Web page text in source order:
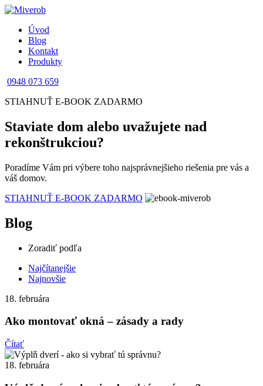
Úvod
Blog
Kontakt
Produkty
0948 073 659
STIAHNUŤ E-BOOK ZADARMO
Staviate dom alebo uvažujete nad
rekonštrukciou?
Poradíme Vám pri výbere toho najsprávnejšieho riešenia pre vás a
váš domov.
STIAHNUŤ E-BOOK ZADARMO
Blog
Zoradiť podľa
Najčítanejšie
Najnovšie
18. februára
Ako montovať okná – zásady a rady
Čítať
18. februára